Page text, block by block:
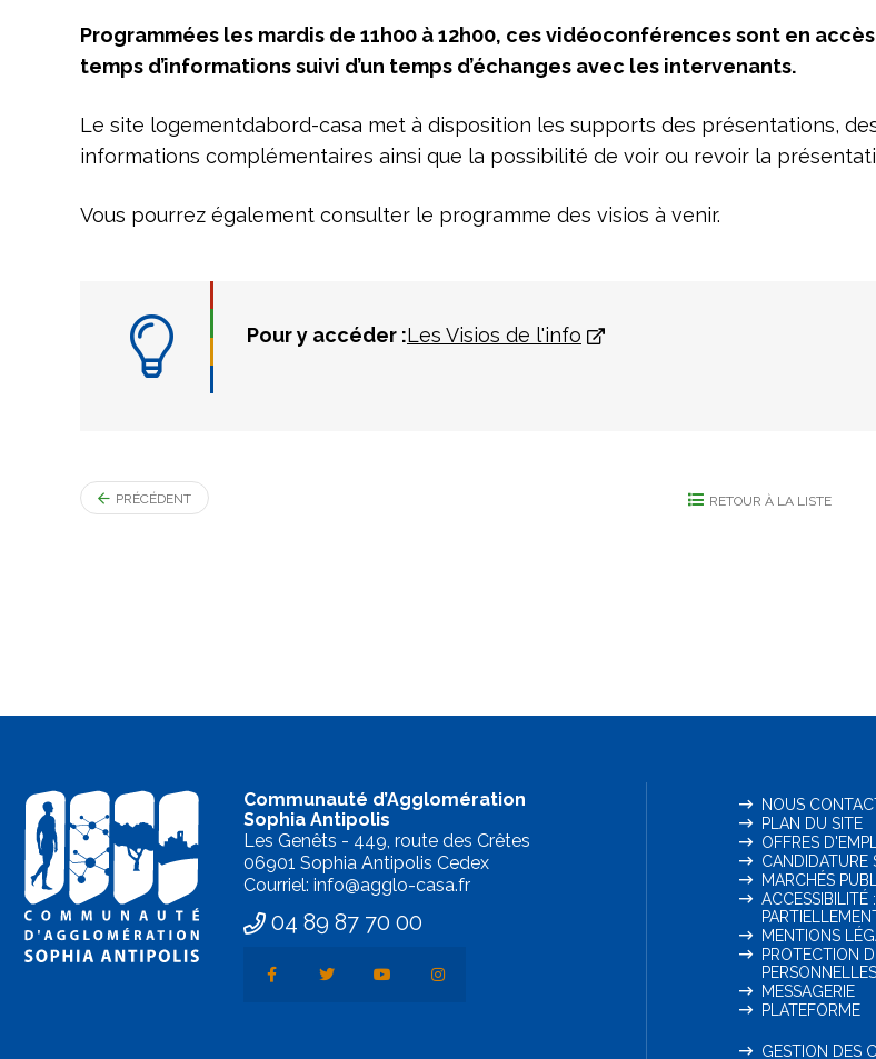
Programmées les mardis de 11h00 à 12h00, ces vidéoconférences sont en
temps d’informations suivi d’un temps d’échanges avec les intervenants.
Le site logementdabord-casa met à disposition les supports des présentations,
informations complémentaires ainsi que la possibilité de voir ou revoir la
Vous pourrez également consulter le programme des visios à venir.
Pour y accéder :Les Visios de l'info
PRÉCÉDENT RETOUR À LA LISTE
Communauté d’Agglomération
Sophia Antipolis
Les Genêts - 449, route des Crêtes
06901 Sophia Antipolis Cedex
Courriel: info@agglo-casa.fr
04 89 87 70 00
NOUS
PLAN DU SITE
OFFRES
CANDIDATURE
MARCHÉS
ACCESSIBILITÉ :
MENTIONS
PROTECTION
PERSONNELLES
MESSAGERIE
PLATEFORME
GESTION DES